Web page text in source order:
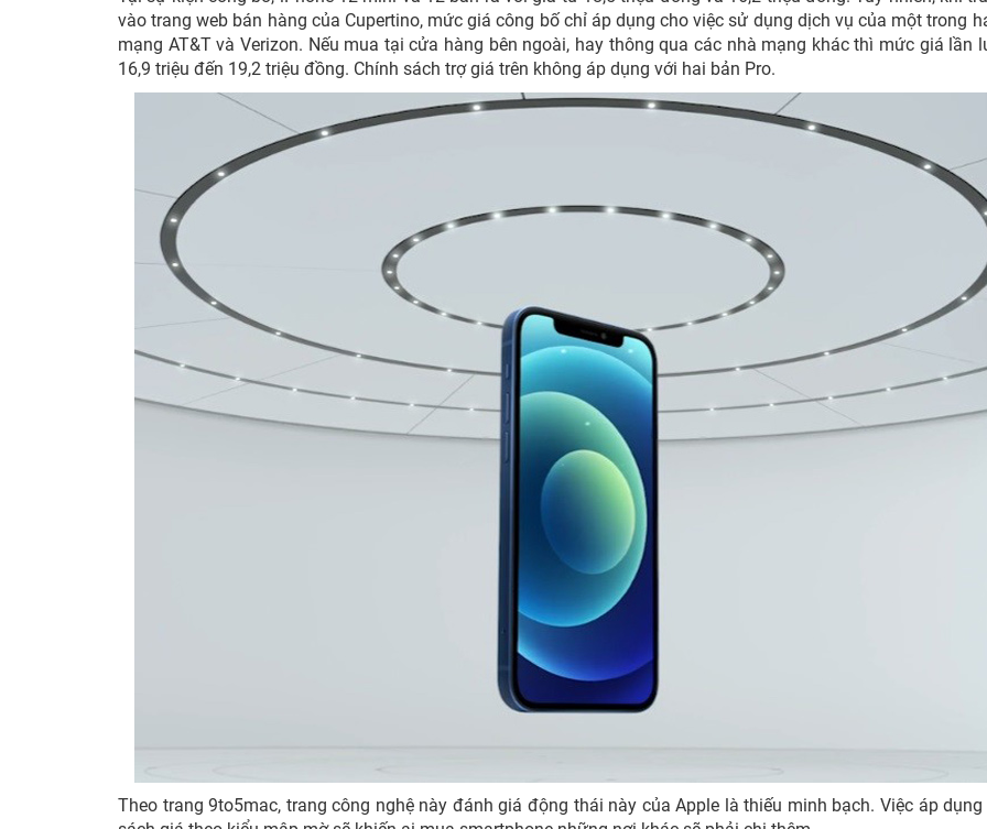
vào trang web bán hàng của Cupertino, mức giá công bố chỉ áp dụng cho việc sử dụng dịch vụ của một trong
mạng AT&T và Verizon. Nếu mua tại cửa hàng bên ngoài, hay thông qua các nhà mạng khác thì mức giá lần
16,9 triệu đến 19,2 triệu đồng. Chính sách trợ giá trên không áp dụng với hai bản Pro.
Theo trang 9to5mac, trang công nghệ này đánh giá động thái này của Apple là thiếu minh bạch. Việc áp